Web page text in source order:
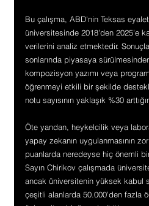
Bu çalışma, ABD'nin Teksas
üniversitesinde 2018'den 2025'e
verilerini analiz etmektedir.
sonlarında piyasaya
kompozisyon yazımı veya
öğrenmeyi etkili bir şekilde
notu sayısının yaklaşık %30
Öte yandan, heykelcilik veya
yapay zekanın uygulanmasının
puanlarda neredeyse hiç önemli
Sayın Chirikov çalışmada
ancak üniversitenin yüksek kabul
çeşitli alanlarda 50.000'den fazla